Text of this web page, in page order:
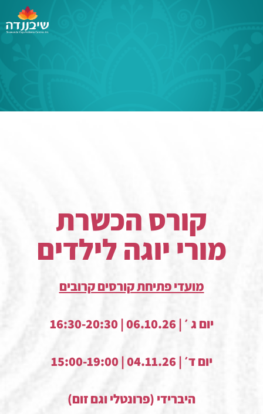
קורס הכשרת
מורי יוגה לילדים
מועדי פתיחת קורסים קרובים
יום ג ׳ | 06.10.26 | 16:30-20:30
יום ד׳ | 04.11.26 | 15:00-19:00
היברידי (פרונטלי וגם זום)